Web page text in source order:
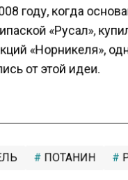
году, когда
«Русал»,
«Норникеля»,
от этой идеи.
ПОТАНИН